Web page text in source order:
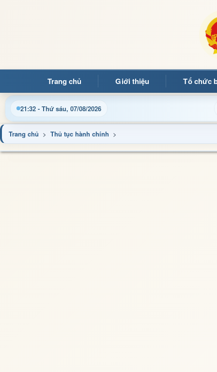
Trang chủ Giới thiệu Tổ chức
21:32 - Thứ sáu, 07/08/2026
đến với Trang thông tin điện tử xã Mường Ảng
Trang chủ > Thủ tục hành chính >